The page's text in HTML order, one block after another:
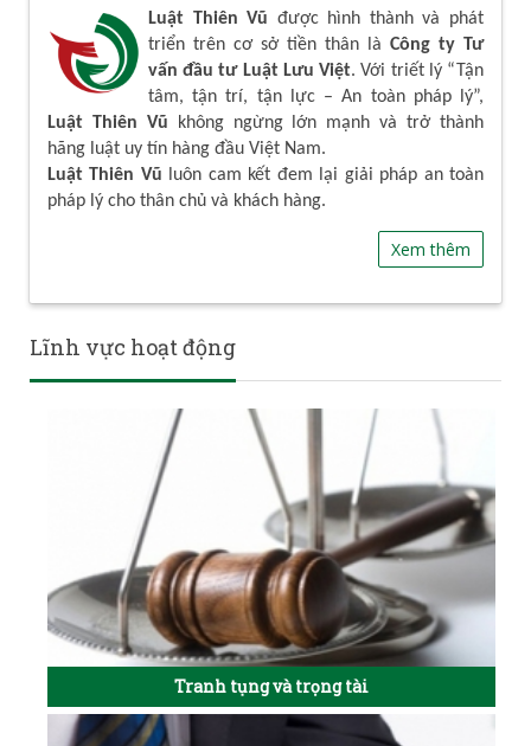
Luật Thiên Vũ được hình thành và phát
triển trên cơ sở tiền thân là Công ty Tư
vấn đầu tư Luật Lưu Việt. Với triết lý “Tận
tâm, tận trí, tận lực – An toàn pháp lý”,
Luật Thiên Vũ không ngừng lớn mạnh và trở thành
hãng luật uy tín hàng đầu Việt Nam.
Luật Thiên Vũ luôn cam kết đem lại giải pháp an toàn
pháp lý cho thân chủ và khách hàng.
Xem thêm
Lĩnh vực hoạt động
Tranh tụng và trọng tài